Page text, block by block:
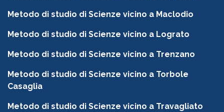
Metodo di studio di Scienze vicino a Maclodio
Metodo di studio di Scienze vicino a Lograto
Metodo di studio di Scienze vicino a Trenzano
Metodo di studio di Scienze vicino a Torbole
Casaglia
Metodo di studio di Scienze vicino a Travagliato